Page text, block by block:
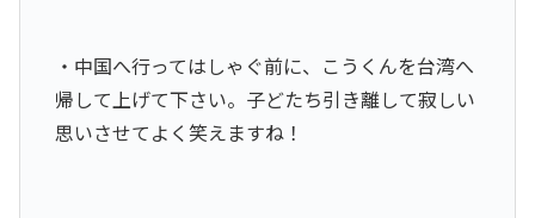
・中国へ行ってはしゃぐ前に、こうくんを台湾へ
帰して上げて下さい。子どたち引き離して寂しい
思いさせてよく笑えますね！